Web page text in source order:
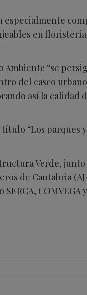
en
Ambiente “se
del casco
así la calidad
“Los parques
Verde, junto
de Cantabria
COMVEGA